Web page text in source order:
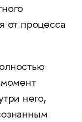
от процесса
момент
него,